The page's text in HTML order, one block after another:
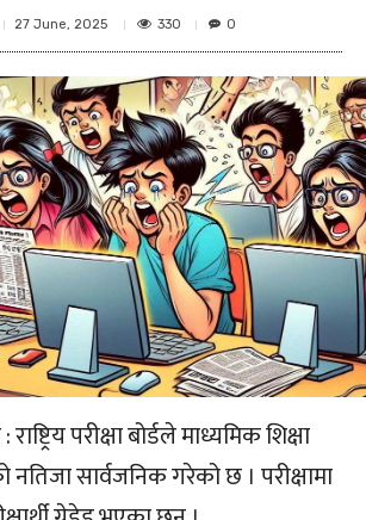
27 June, 2025 330 0
परीक्षा बोर्डले माध्यमिक शिक्षा
नतिजा सार्वजनिक गरेको छ । परीक्षामा